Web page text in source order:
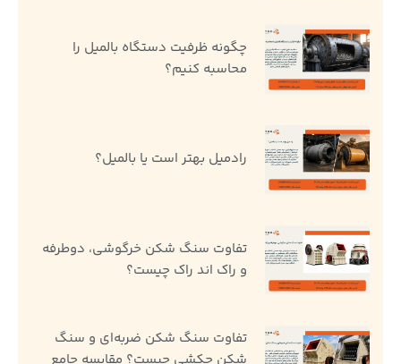
چگونه ظرفیت دستگاه بالمیل را
محاسبه کنیم؟
رادمیل بهتر است یا بالمیل؟
تفاوت سنگ ‌شکن خرگوشی، دوطرفه
و راک اند راک چیست؟
تفاوت سنگ شکن ضربه‌ای و سنگ